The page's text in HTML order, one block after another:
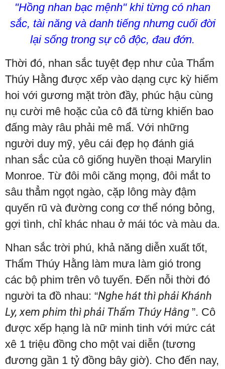
"Hồng nhan bạc mệnh" khi từng có nhan
sắc, tài năng và danh tiếng nhưng cuối đời
lại sống trong sự cô độc, đau đớn.
Thời đó, nhan sắc tuyệt đẹp như của Thẩm
Thúy Hằng được xếp vào dạng cực kỳ hiếm
hoi với gương mặt tròn đầy, phúc hậu cùng
nụ cười mê hoặc của cô đã từng khiến bao
đấng mày râu phải mê mẩ. Với những
người duy mỹ, yêu cái đẹp họ đánh giá
nhan sắc của cô giống huyền thoại Marylin
Monroe. Từ đôi môi căng mọng, đôi mắt to
sâu thẳm ngọt ngào, cặp lông mày đậm
quyến rũ và đường cong cơ thể nóng bỏng,
gợi tình, chỉ khác nhau ở mái tóc và màu da.
Nhan sắc trời phú, khả năng diễn xuất tốt,
Thẩm Thúy Hằng làm mưa làm gió trong
các bộ phim trên vô tuyến. Đến nỗi thời đó
người ta đồ nhau: “Nghe hát thì phải Khánh
Ly, xem phim thì phải Thẩm Thúy Hằng ”. Cô
được xếp hạng là nữ minh tinh với mức cát
xê 1 triệu đồng cho một vai diễn (tương
đương gần 1 tỷ đồng bây giờ). Cho đến nay,